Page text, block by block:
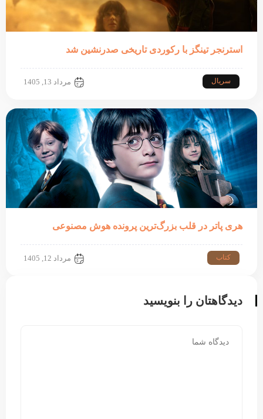
استرنجر تینگز با رکوردی تاریخی صدرنشین شد
سریال مرداد 13, 1405
هری پاتر در قلب بزرگ‌ترین پرونده هوش مصنوعی
کتاب مرداد 12, 1405
دیدگاهتان را بنویسید